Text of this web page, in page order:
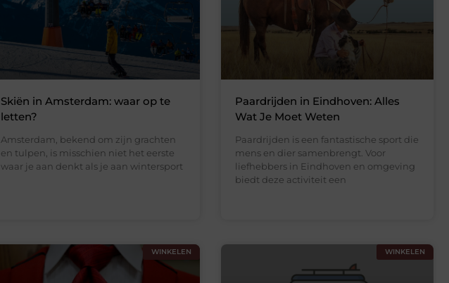
Skiën in Amsterdam: waar op te
letten?
Amsterdam, bekend om zijn grachten
en tulpen, is misschien niet het eerste
waar je aan denkt als je aan wintersport
Paardrijden in Eindhoven: Alles
Wat Je Moet Weten
Paardrijden is een fantastische sport die
mens en dier samenbrengt. Voor
liefhebbers in Eindhoven en omgeving
biedt deze activiteit een
WINKELEN WINKELEN